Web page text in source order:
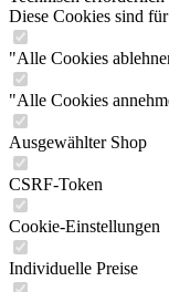
Diese Cookies sind
"Alle Cookies
"Alle Cookies
Ausgewählter Shop
CSRF-Token
Cookie-Einstellungen
Individuelle Preise